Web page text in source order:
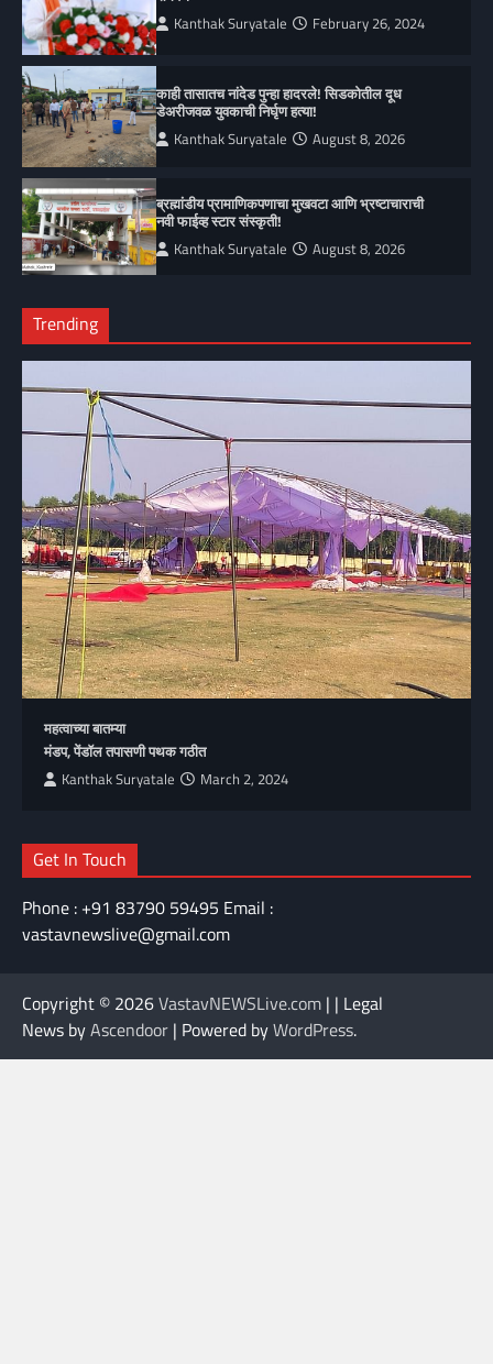
Kanthak Suryatale February 26, 2024
काही तासातच नांदेड पुन्हा हादरले! सिडकोतील दूध
डेअरीजवळ युवकाची निर्घृण हत्या!
Kanthak Suryatale August 8, 2026
ब्रह्मांडीय प्रामाणिकपणाचा मुखवटा आणि भ्रष्टाचाराची
नवी फाईव्ह स्टार संस्कृती!
Kanthak Suryatale August 8, 2026
Trending
महत्वाच्या बातम्या
मंडप, पेंडॉल तपासणी पथक गठीत
Kanthak Suryatale March 2, 2024
Get In Touch
Phone : +91 83790 59495 Email :
vastavnewslive@gmail.com
Copyright © 2026VastavNEWSLive.com | | Legal
News byAscendoor | Powered byWordPress.